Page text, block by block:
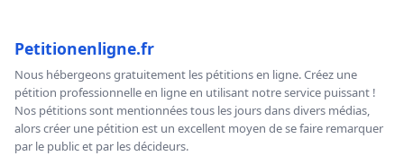
Petitionenligne.fr
Nous hébergeons gratuitement les pétitions en ligne. Créez une
pétition professionnelle en ligne en utilisant notre service puissant !
Nos pétitions sont mentionnées tous les jours dans divers médias,
alors créer une pétition est un excellent moyen de se faire remarquer
par le public et par les décideurs.